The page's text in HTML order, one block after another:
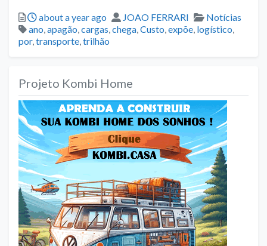
Posted
about a year ago Author
JOAO FERRARI Categories
Notícias
Tags
ano,apagão,cargas,chega,Custo,expõe, logístico,
por,transporte,trilhão
Projeto Kombi Home